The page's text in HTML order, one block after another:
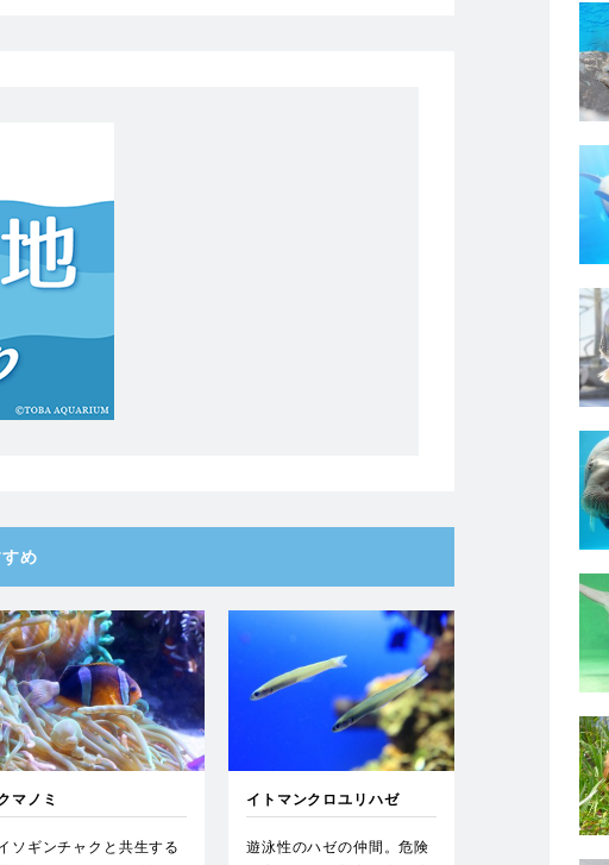
め
マノミ
ソギンチャクと共生する
イトマンクロユリハゼ
遊泳性のハゼの仲間。危険